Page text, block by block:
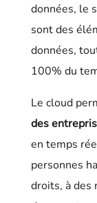
données, le
sont des
données,
100% du
Le cloud
des
en temps
personnes
droits, à des